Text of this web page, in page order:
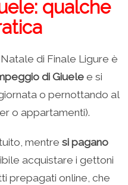
qualche
di Finale Ligure è
di Giuele e si
o pernottando al
o appartamenti).
mentre si pagano
acquistare i gettoni
prepagati online, che